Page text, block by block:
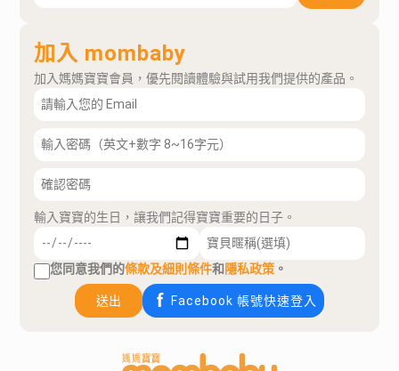
加入 mombaby
加入媽媽寶寶會員，優先閱讀體驗與試用我們提供的產品。
輸入寶寶的生日，讓我們記得寶寶重要的日子。
您同意我們的條款及細則條件和隱私政策 。
送出 Facebook 帳號快速登入